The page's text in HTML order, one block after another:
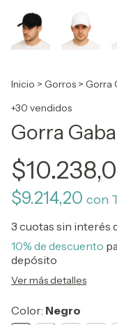
Inicio > Gorros > Gorra
+30 vendidos
Gorra
$9.214,20 con
3 cuotas sin interés
10% de descuento
depósito
Ver más detalles
Color: Negro